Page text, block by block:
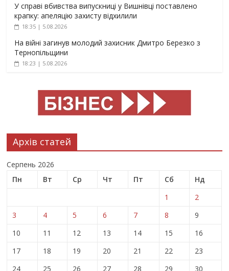
У справі вбивства випускниці у Вишнівці поставлено
крапку: апеляцію захисту відхилили
18:35 | 5.08.2026
На війні загинув молодий захисник Дмитро Березко з
Тернопільщини
18:23 | 5.08.2026
Архів статей
Серпень 2026
Пн
Вт Ср Чт Пт Сб
Нд
1
2
3
4 5 6 7 8
9
10
11 12 13 14 15
16
17
18 19 20 21 22
23
24
25 26 27 28 29
30